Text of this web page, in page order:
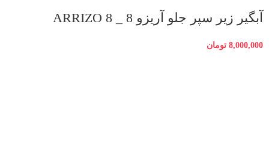
آبگیر زیر سپر جلو آریزو 8 _ ARRIZO 8
8,000,000 تومان